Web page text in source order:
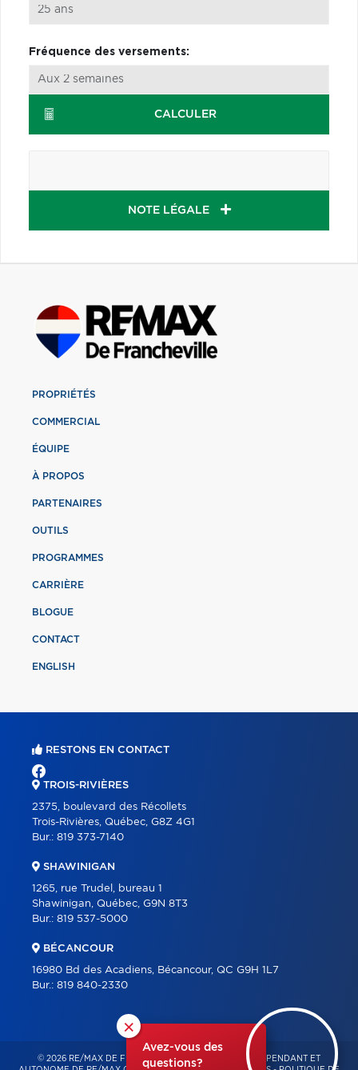
Fréquence des versements:
CALCULER
NOTE LÉGALE
×
Avez-vous des
questions?
PROPRIÉTÉS
COMMERCIAL
ÉQUIPE
À PROPOS
PARTENAIRES
OUTILS
PROGRAMMES
CARRIÈRE
BLOGUE
CONTACT
ENGLISH
RESTONS EN CONTACT
TROIS-RIVIÈRES
2375, boulevard des Récollets
Trois-Rivières, Québec, G8Z 4G1
Bur.: 819 373-7140
SHAWINIGAN
1265, rue Trudel, bureau 1
Shawinigan, Québec, G9N 8T3
Bur.: 819 537-5000
BÉCANCOUR
16980 Bd des Acadiens, Bécancour, QC G9H 1L7
Bur.: 819 840-2330
© 2026 RE/MAX DE FRANCHEVILLE – FRANCHISÉ INDÉPENDANT ET